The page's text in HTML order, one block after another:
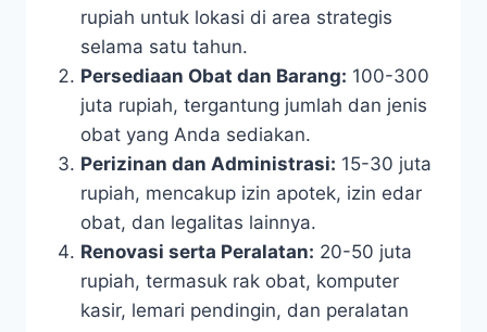
rupiah untuk lokasi di area strategis
selama satu tahun.
Persediaan Obat dan Barang: 100-300
juta rupiah, tergantung jumlah dan jenis
obat yang Anda sediakan.
Perizinan dan Administrasi: 15-30 juta
rupiah, mencakup izin apotek, izin edar
obat, dan legalitas lainnya.
Renovasi serta Peralatan: 20-50 juta
rupiah, termasuk rak obat, komputer
kasir, lemari pendingin, dan peralatan